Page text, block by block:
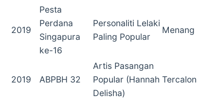
2019
Pesta
Perdana
Singapura
ke-16
Personaliti Lelaki
Paling Popular
Menang
2019 ABPBH 32
Artis Pasangan
Popular (Hannah
Delisha)
Tercalon